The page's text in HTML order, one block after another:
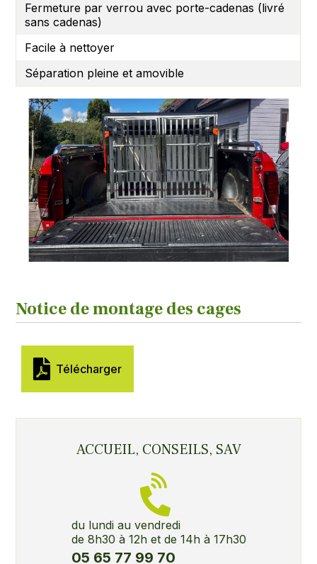
Fermeture par verrou avec porte-cadenas (livré
sans cadenas)
Facile à nettoyer
Séparation pleine et amovible
Notice de montage des cages
Télécharger
ACCUEIL, CONSEILS, SAV
du lundi au vendredi
de 8h30 à 12h et de 14h à 17h30
05 65 77 99 70